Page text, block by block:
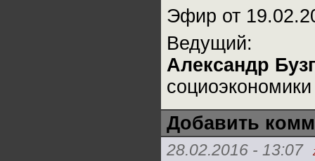
Эфир от
Ведущий:
Александр
Добавить
28.02.2016 - 13:07